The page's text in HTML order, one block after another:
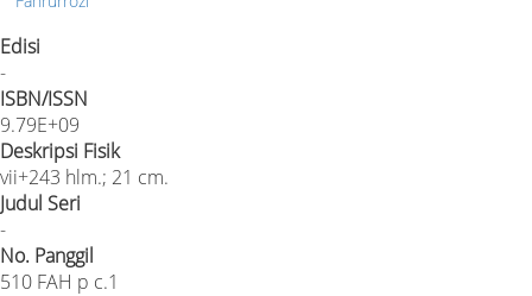
Edisi
-
ISBN/ISSN
9.79E+09
Deskripsi Fisik
vii+243 hlm.; 21 cm.
Judul Seri
-
No. Panggil
510 FAH p c.1